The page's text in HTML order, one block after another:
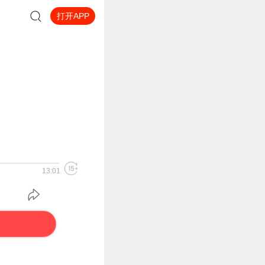
打开APP
13:01